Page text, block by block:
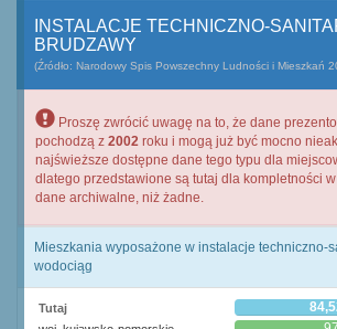
INSTALACJE TECHNICZNO-
BRUDZAWY
(Źródło: Narodowy Spis Powszechny Ludności i Mieszkań
Proszę zwrócić uwagę na to, że dane
pochodzą z 2002 roku i mogą już być mocno
najświeższe dostępne dane tego typu dla
dlatego przedstawione są tutaj dla kompletności
dane archiwalne, niż żadne.
Mieszkania wyposażone w instalacje techniczno-
wodociąg
Tutaj